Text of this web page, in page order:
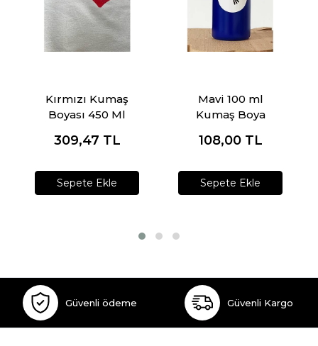
Kırmızı Kumaş
Boyası 450 Ml
309,47 TL
Sepete Ekle
Mavi 100 ml
Kumaş Boya
108,00 TL
Sepete Ekle
Güvenli ödeme Güvenli Kargo